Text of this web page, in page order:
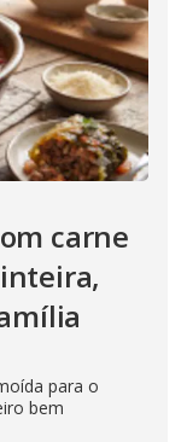
carne
para o
bem